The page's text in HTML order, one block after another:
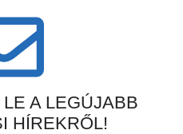
A LEGÚJABB
HÍREKRŐL!